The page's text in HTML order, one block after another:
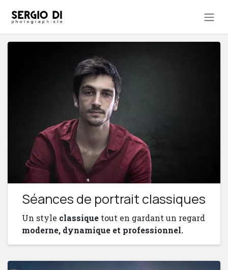
Séances de portrait classiques
Un style classique tout en gardant un regard
moderne, dynamique et professionnel.